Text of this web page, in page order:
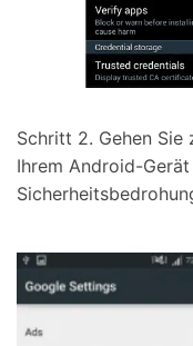
Schritt 2. Gehen Sie
Ihrem Android-